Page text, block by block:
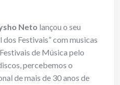
Neto lançou o seu
Festivais” com musicas
de Música pelo
percebemos o
de mais de 30 anos de